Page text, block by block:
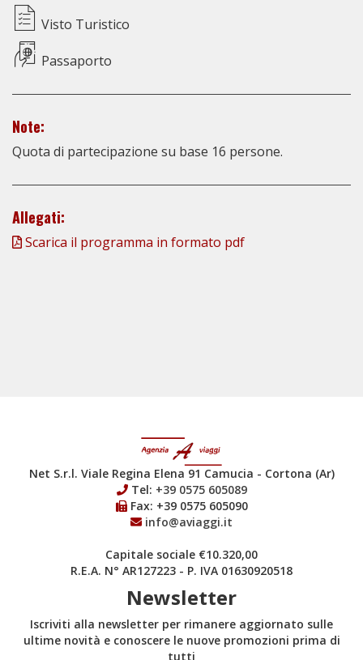
Visto Turistico
Passaporto
Note:
Quota di partecipazione su base 16 persone.
Allegati:
Scarica il programma in formato pdf
Net S.r.l. Viale Regina Elena 91 Camucia - Cortona (Ar)
Tel: +39 0575 605089
Fax: +39 0575 605090
info@aviaggi.it
Capitale sociale €10.320,00
R.E.A. N° AR127223 - P. IVA 01630920518
Newsletter
Iscriviti alla newsletter per rimanere aggiornato sulle
ultime novità e conoscere le nuove promozioni prima di
tutti